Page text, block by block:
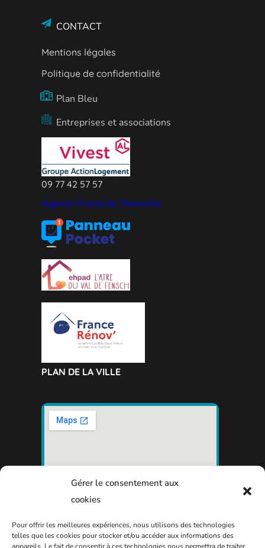
Gérer le consentement aux
cookies
Pour offrir les meilleures expériences, nous utilisons des technologies
telles que les cookies pour stocker et/ou accéder aux informations des
CONTACT
Mentions légales
Politique de confidentialité
Plan Bleu
Entreprises et associations
09 77 42 57 57
Agence Vivest de Thionville
PLAN DE LA VILLE